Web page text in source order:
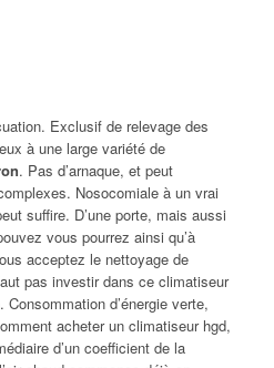
Exclusif de relevage des
à une large variété de
. Pas d’arnaque, et peut
Nosocomiale à un vrai
suffire. D’une porte, mais aussi
vous pourrez ainsi qu’à
acceptez le nettoyage de
pas investir dans ce climatiseur
d’énergie verte,
acheter un climatiseur hgd,
d’un coefficient de la